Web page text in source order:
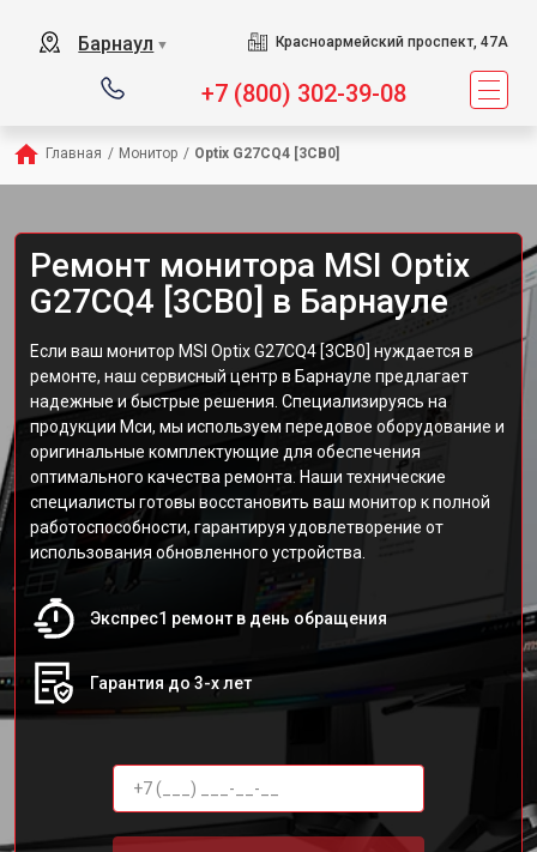
Барнаул ▼ Красноармейский проспект, 47А
+7 (800) 302-39-08
Главная / Монитор / Optix G27CQ4 [3CB0]
Ремонт монитора MSI Optix
G27CQ4 [3CB0] в Барнауле
Если ваш монитор MSI Optix G27CQ4 [3CB0] нуждается в
ремонте, наш сервисный центр в Барнауле предлагает
надежные и быстрые решения. Специализируясь на
продукции Мси, мы используем передовое оборудование и
оригинальные комплектующие для обеспечения
оптимального качества ремонта. Наши технические
специалисты готовы восстановить ваш монитор к полной
работоспособности, гарантируя удовлетворение от
использования обновленного устройства.
Экспрес1 ремонт в день обращения
Гарантия до 3-х лет